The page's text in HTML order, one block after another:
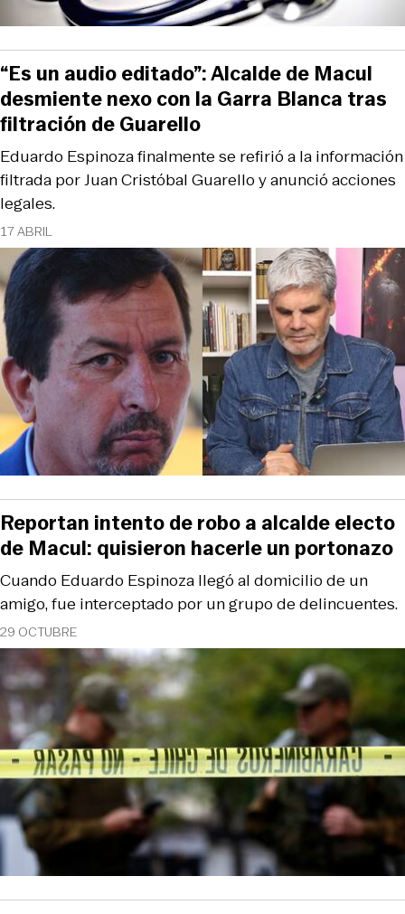
17 ABRIL
Eduardo Espinoza finalmente se refirió a la información
filtrada por Juan Cristóbal Guarello y anunció acciones
legales.
“Es un audio editado”: Alcalde de Macul
desmiente nexo con la Garra Blanca tras
filtración de Guarello
29 OCTUBRE
Cuando Eduardo Espinoza llegó al domicilio de un
amigo, fue interceptado por un grupo de delincuentes.
Reportan intento de robo a alcalde electo
de Macul: quisieron hacerle un portonazo